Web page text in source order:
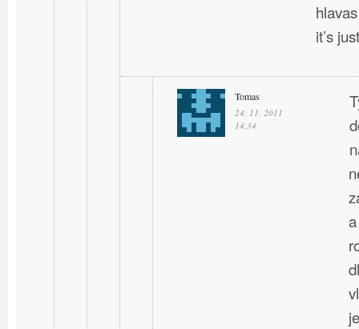
it’s
Tomas
24. 11. 2011
14.34